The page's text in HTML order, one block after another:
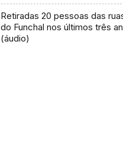
Retiradas 20 pessoas das
do Funchal nos últimos três
(áudio)